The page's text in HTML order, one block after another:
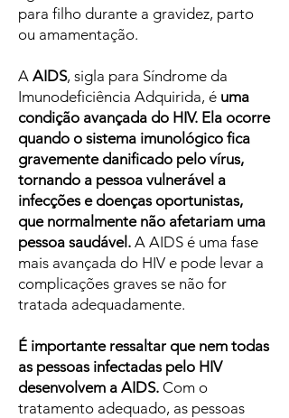
para filho durante a gravidez, parto
ou amamentação.
A AIDS, sigla para Síndrome da
Imunodeficiência Adquirida, é uma
condição avançada do HIV. Ela ocorre
quando o sistema imunológico fica
gravemente danificado pelo vírus,
tornando a pessoa vulnerável a
infecções e doenças oportunistas,
que normalmente não afetariam uma
pessoa saudável. A AIDS é uma fase
mais avançada do HIV e pode levar a
complicações graves se não for
tratada adequadamente.
É importante ressaltar que nem todas
as pessoas infectadas pelo HIV
desenvolvem a AIDS. Com o
tratamento adequado, as pessoas